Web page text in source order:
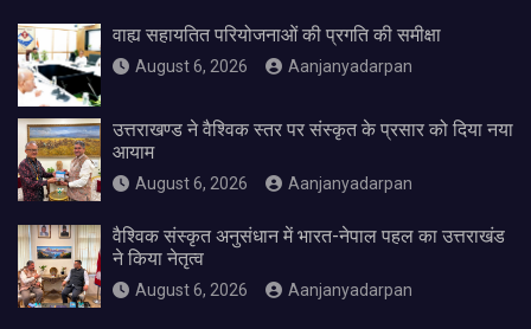
वाह्य सहायतित परियोजनाओं की प्रगति की समीक्षा
August 6, 2026 Aanjanyadarpan
उत्तराखण्ड ने वैश्विक स्तर पर संस्कृत के प्रसार को दिया नया
आयाम
August 6, 2026 Aanjanyadarpan
वैश्विक संस्कृत अनुसंधान में भारत-नेपाल पहल का उत्तराखंड
ने किया नेतृत्व
August 6, 2026 Aanjanyadarpan